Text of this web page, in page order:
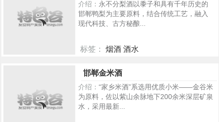
介绍： 永不分梨酒以黍子和具有千年历史的
邯郸鸭梨为主要原料，结合传统工艺，融入
现代科技、古方秘酿...
标签： 烟酒 酒水
邯郸金米酒
介绍： “家乡米酒”系选用优质小米——金谷米
为原料，佐以紫山余脉地下200余米深层矿泉
水，采用最新...